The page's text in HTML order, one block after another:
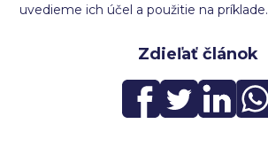
Zdieľať článok
uvedieme ich účel a použitie na príklade.